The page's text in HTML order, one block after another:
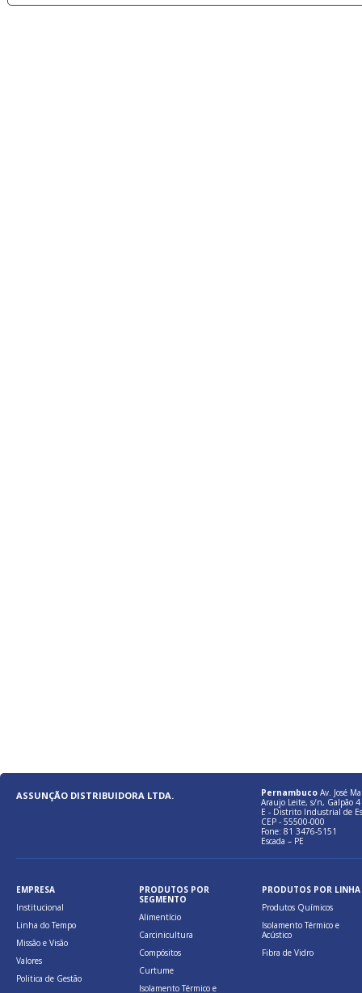
ASSUNÇÃO DISTRIBUIDORA LTDA. Pernambuco Av. José
Araujo Leite, s/n, Galpão 4
E - Distrito Industrial de
CEP - 55500-000
Fone: 81 3476-5151
Escada – PE
EMPRESA
Institucional
Linha do Tempo
Missão e Visão
Valores
Politica de Gestão
PRODUTOS POR
SEGMENTO
Alimentício
Carcinicultura
Compósitos
Curtume
Isolamento Térmico e
PRODUTOS POR LINHA
Produtos Químicos
Isolamento Térmico e
Acústico
Fibra de Vidro